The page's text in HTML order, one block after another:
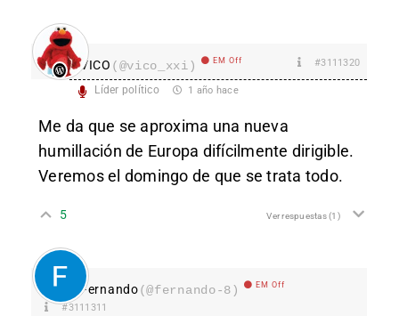
VICO (@vico_xxi) EM Off #3111320
Líder político 1 año hace
Me da que se aproxima una nueva
humillación de Europa difícilmente dirigible.
Veremos el domingo de que se trata todo.
5 Ver respuestas(1)
Fernando(@fernando-8) EM Off
#3111311